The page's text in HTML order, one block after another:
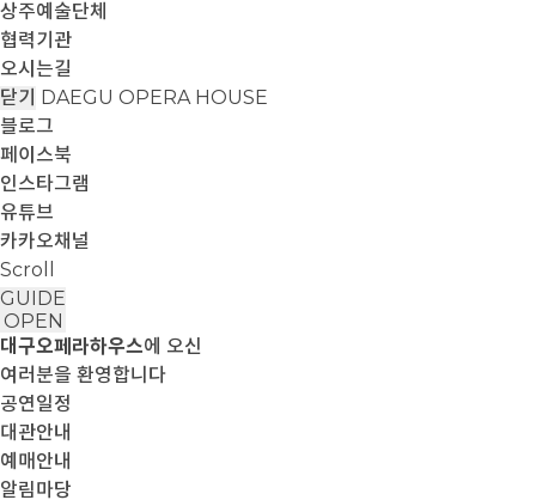
상주예술단체
협력기관
오시는길
닫기 DAEGU OPERA HOUSE
블로그
페이스북
인스타그램
유튜브
카카오채널
Scroll
GUIDE
OPEN
대구오페라하우스에 오신
여러분을 환영합니다
공연일정
대관안내
예매안내
알림마당